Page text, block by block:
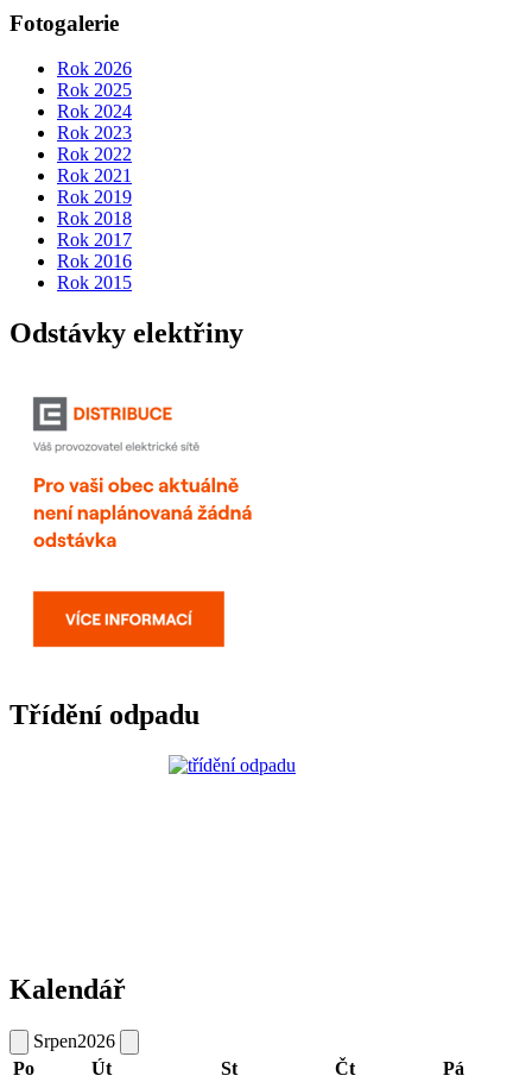
Fotogalerie
Rok 2026
Rok 2025
Rok 2024
Rok 2023
Rok 2022
Rok 2021
Rok 2019
Rok 2018
Rok 2017
Rok 2016
Rok 2015
Odstávky elektřiny
Třídění odpadu
Kalendář
Srpen2026
Po
Út St Čt Pá